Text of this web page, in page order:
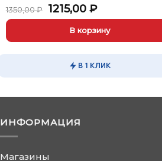
1350,00₽
Первоначальная
цена
составляла
1350,00 ₽.
1215,00 ₽Текущая
цена:
1215,00 ₽.
В корзину
В 1 КЛИК
ИНФОРМАЦИЯ
Магазины